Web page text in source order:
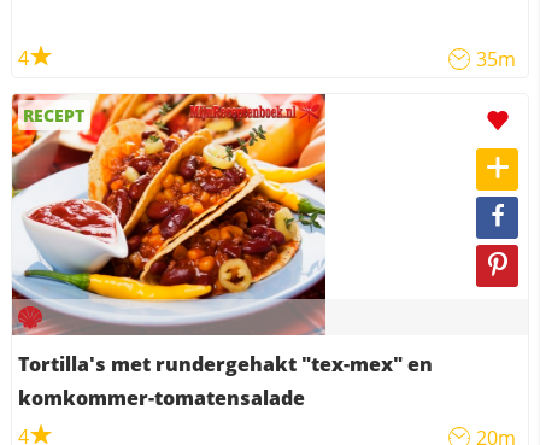
4 35m
RECEPT
Tortilla's met rundergehakt "tex-mex" en
komkommer-tomatensalade
4
20m